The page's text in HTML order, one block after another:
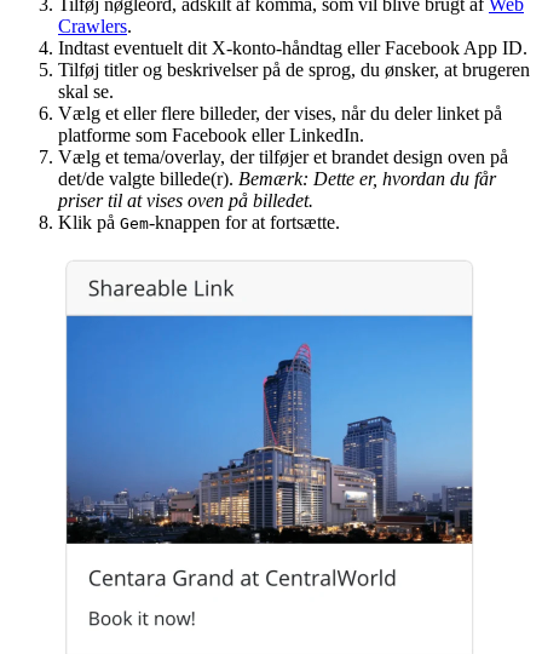
Crawlers.
Indtast eventuelt dit X-konto-håndtag eller Facebook App ID.
Tilføj titler og beskrivelser på de sprog, du ønsker, at brugeren
skal se.
Vælg et eller flere billeder, der vises, når du deler linket på
platforme som Facebook eller LinkedIn.
Vælg et tema/overlay, der tilføjer et brandet design oven på
det/de valgte billede(r). Bemærk: Dette er, hvordan du får
priser til at vises oven på billedet.
Klik på Gem-knappen for at fortsætte.